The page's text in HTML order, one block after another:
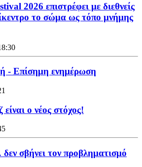
2026 επιστρέφει με διεθνείς
το σώμα ως τόπο μνήμης
- Επίσημη ενημέρωση
ο νέος στόχος!
σβήνει τoν προβληματισμό